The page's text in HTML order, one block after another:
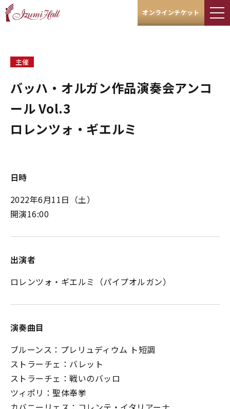
オンラインチケット
主催
バッハ・オルガン作品演奏会アンコ
ール Vol.3
ロレンツォ・ギエルミ
日時
2022年6月11日（土）
開演16:00
出演者
ロレンツォ・ギエルミ（パイプオルガン）
演奏曲目
ブルーンス：プレリュディウム ト短調
ストラーチェ：バレット
ストラーチェ：戦いのバッロ
ツィポリ：聖体奉挙